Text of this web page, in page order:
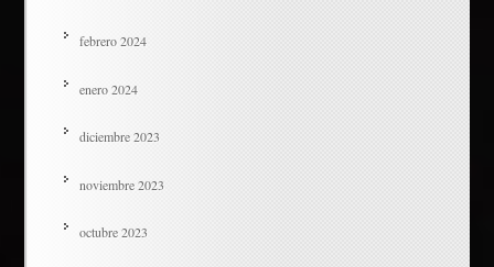
febrero 2024
enero 2024
diciembre 2023
noviembre 2023
octubre 2023